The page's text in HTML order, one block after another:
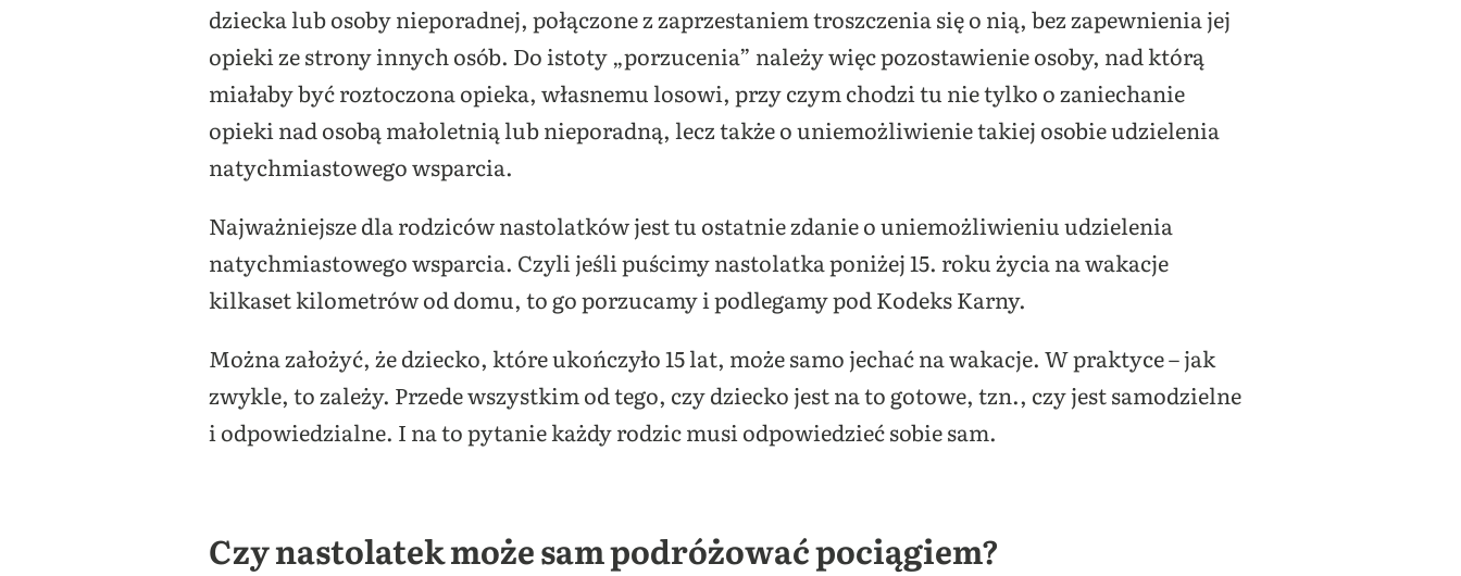
dziecka lub osoby nieporadnej, połączone z zaprzestaniem troszczenia się o nią, bez zapewnienia jej
opieki ze strony innych osób. Do istoty „porzucenia” należy więc pozostawienie osoby, nad którą
miałaby być roztoczona opieka, własnemu losowi, przy czym chodzi tu nie tylko o zaniechanie
opieki nad osobą małoletnią lub nieporadną, lecz także o uniemożliwienie takiej osobie udzielenia
natychmiastowego wsparcia.
Najważniejsze dla rodziców nastolatków jest tu ostatnie zdanie o uniemożliwieniu udzielenia
natychmiastowego wsparcia. Czyli jeśli puścimy nastolatka poniżej 15. roku życia na wakacje
kilkaset kilometrów od domu, to go porzucamy i podlegamy pod Kodeks Karny.
Można założyć, że dziecko, które ukończyło 15 lat, może samo jechać na wakacje. W praktyce – jak
zwykle, to zależy. Przede wszystkim od tego, czy dziecko jest na to gotowe, tzn., czy jest samodzielne
i odpowiedzialne. I na to pytanie każdy rodzic musi odpowiedzieć sobie sam.
Czy nastolatek może sam podróżować pociągiem?